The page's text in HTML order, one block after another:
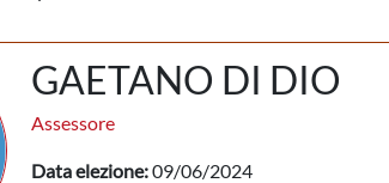
GAETANO DI DIO
Assessore
Data elezione:09/06/2024